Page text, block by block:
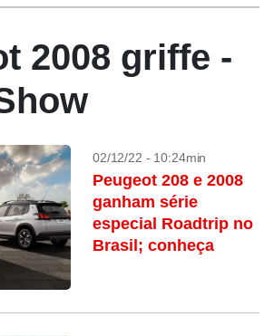
2008 griffe -
02/12/22 - 10:24min
Peugeot 208 e 2008
ganham série
especial Roadtrip no
Brasil; conheça